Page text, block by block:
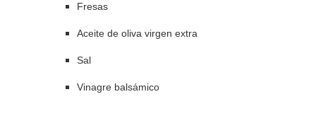
Fresas
Aceite de oliva virgen extra
Sal
Vinagre balsámico